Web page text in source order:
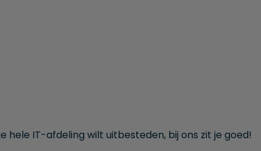
hele IT-afdeling wilt uitbesteden, bij ons zit je goed!